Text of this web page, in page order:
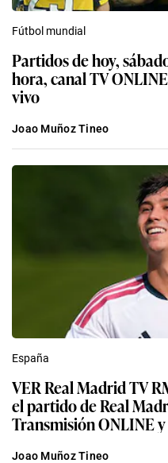
Fútbol mundial
Partidos de hoy,
hora, canal TV
vivo
Joao Muñoz Tineo
España
VER Real Madrid TV
el partido de Real
Transmisión ONLINE y
Joao Muñoz Tineo